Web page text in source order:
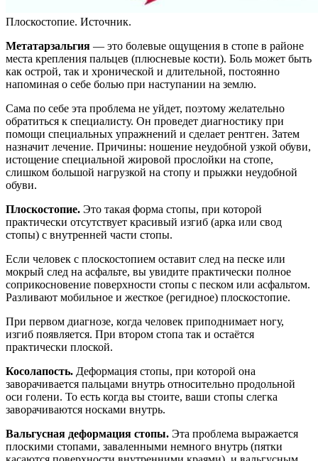
Плоскостопие. Источник.
Метатарзальгия — это болевые ощущения в стопе в районе
места крепления пальцев (плюсневые кости). Боль может быть
как острой, так и хронической и длительной, постоянно
напоминая о себе болью при наступании на землю.
Сама по себе эта проблема не уйдет, поэтому желательно
обратиться к специалисту. Он проведет диагностику при
помощи специальных упражнений и сделает рентген. Затем
назначит лечение. Причины: ношение неудобной узкой обуви,
истощение специальной жировой прослойки на стопе,
слишком большой нагрузкой на стопу и прыжки неудобной
обуви.
Плоскостопие. Это такая форма стопы, при которой
практически отсутствует красивый изгиб (арка или свод
стопы) с внутренней части стопы.
Если человек с плоскостопием оставит след на песке или
мокрый след на асфальте, вы увидите практически полное
соприкосновение поверхности стопы с песком или асфальтом.
Разливают мобильное и жесткое (регидное) плоскостопие.
При первом диагнозе, когда человек приподнимает ногу,
изгиб появляется. При втором стопа так и остаётся
практически плоской.
Косолапость. Деформация стопы, при которой она
заворачивается пальцами внутрь относительно продольной
оси голени. То есть когда вы стоите, ваши стопы слегка
заворачиваются носками внутрь.
Вальгусная деформация стопы. Эта проблема выражается
плоскими стопами, заваленными немного внутрь (пятки